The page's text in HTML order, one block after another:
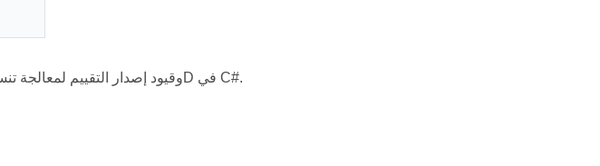
نظرة عامة على متطلبات Licensing وقيود إصدار التقييم لمعالجة تنسيقات ملفات 3D في C#.